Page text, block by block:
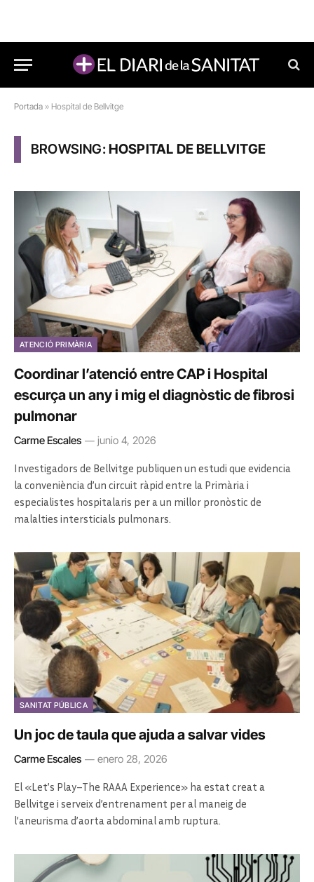
Portada » Hospital de Bellvitge
BROWSING:HOSPITAL DE BELLVITGE
ATENCIÓ PRIMÀRIA
Coordinar l’atenció entre CAP i Hospital
escurça un any i mig el diagnòstic de fibrosi
pulmonar
Carme Escales junio 4, 2026
Investigadors de Bellvitge publiquen un estudi que evidencia
la conveniència d’un circuit ràpid entre la Primària i
especialistes hospitalaris per a un millor pronòstic de
malalties intersticials pulmonars.
SANITAT PÚBLICA
Un joc de taula que ajuda a salvar vides
Carme Escales enero 28, 2026
El «Let’s Play–The RAAA Experience» ha estat creat a
Bellvitge i serveix d’entrenament per al maneig de
l’aneurisma d’aorta abdominal amb ruptura.